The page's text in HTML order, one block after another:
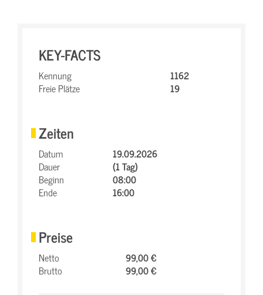
KEY-FACTS
Kennung
1162
Freie Plätze
19
Zeiten
Datum
19.09.2026
Dauer
(1 Tag)
Beginn
08:00
Ende
16:00
Preise
Netto
99,00 €
Brutto
99,00 €